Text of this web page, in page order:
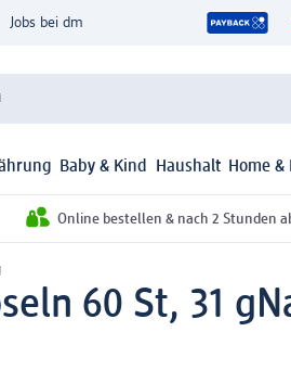
Jobs bei dm
Baby & Kind Haushalt Home &
Online bestellen & nach 2 Stunden
60 St, 31 g